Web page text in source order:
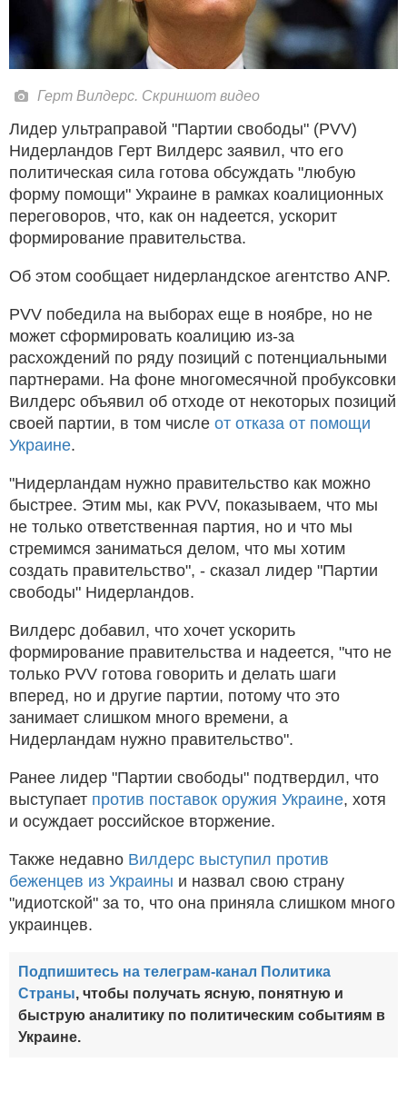
Герт Вилдерс. Скриншот видео
Лидер ультраправой "Партии свободы" (PVV)
Нидерландов Герт Вилдерс заявил, что его
политическая сила готова обсуждать "любую
форму помощи" Украине в рамках коалиционных
переговоров, что, как он надеется, ускорит
формирование правительства.
Об этом сообщает нидерландское агентство ANP.
PVV победила на выборах еще в ноябре, но не
может сформировать коалицию из-за
расхождений по ряду позиций с потенциальными
партнерами. На фоне многомесячной пробуксовки
Вилдерс объявил об отходе от некоторых позиций
своей партии, в том числе от отказа от помощи
Украине.
"Нидерландам нужно правительство как можно
быстрее. Этим мы, как PVV, показываем, что мы
не только ответственная партия, но и что мы
стремимся заниматься делом, что мы хотим
создать правительство", - сказал лидер "Партии
свободы" Нидерландов.
Вилдерс добавил, что хочет ускорить
формирование правительства и надеется, "что не
только PVV готова говорить и делать шаги
вперед, но и другие партии, потому что это
занимает слишком много времени, а
Нидерландам нужно правительство".
Ранее лидер "Партии свободы" подтвердил, что
выступает против поставок оружия Украине, хотя
и осуждает российское вторжение.
Также недавно Вилдерс выступил против
беженцев из Украины и назвал свою страну
"идиотской" за то, что она приняла слишком много
украинцев.
Подпишитесь на телеграм-канал Политика
Страны, чтобы получать ясную, понятную и
быструю аналитику по политическим событиям в
Украине.